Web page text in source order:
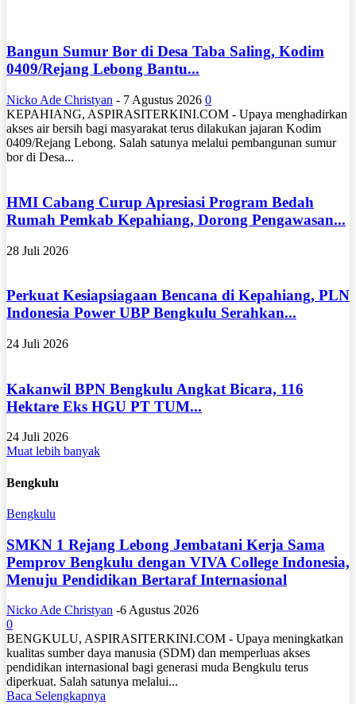
Bangun Sumur Bor di Desa Taba Saling, Kodim
0409/Rejang Lebong Bantu...
Nicko Ade Christyan - 7 Agustus 2026 0
KEPAHIANG, ASPIRASITERKINI.COM - Upaya menghadirkan
akses air bersih bagi masyarakat terus dilakukan jajaran Kodim
0409/Rejang Lebong. Salah satunya melalui pembangunan sumur
bor di Desa...
HMI Cabang Curup Apresiasi Program Bedah
Rumah Pemkab Kepahiang, Dorong Pengawasan...
28 Juli 2026
Perkuat Kesiapsiagaan Bencana di Kepahiang, PLN
Indonesia Power UBP Bengkulu Serahkan...
24 Juli 2026
Kakanwil BPN Bengkulu Angkat Bicara, 116
Hektare Eks HGU PT TUM...
24 Juli 2026
Muat lebih banyak
Bengkulu
Bengkulu
SMKN 1 Rejang Lebong Jembatani Kerja Sama
Pemprov Bengkulu dengan VIVA College Indonesia,
Menuju Pendidikan Bertaraf Internasional
Nicko Ade Christyan -6 Agustus 2026
0
BENGKULU, ASPIRASITERKINI.COM - Upaya meningkatkan
kualitas sumber daya manusia (SDM) dan memperluas akses
pendidikan internasional bagi generasi muda Bengkulu terus
diperkuat. Salah satunya melalui...
Baca Selengkapnya